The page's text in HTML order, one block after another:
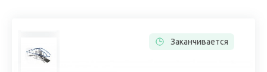
Заканчивается